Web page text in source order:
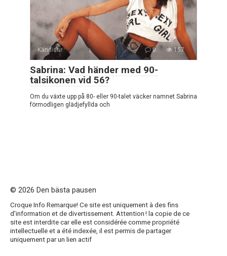
Kändisar 0 157
Sabrina: Vad händer med 90-
talsikonen vid 56?
Om du växte upp på 80- eller 90-talet väcker namnet Sabrina
förmodligen glädjefyllda och
© 2026 Den bästa pausen
Croque Info Remarque! Ce site est uniquement à des fins
d'information et de divertissement. Attention ! la copie de ce
site est interdite car elle est considérée comme propriété
intellectuelle et a été indexée, il est permis de partager
uniquement par un lien actif